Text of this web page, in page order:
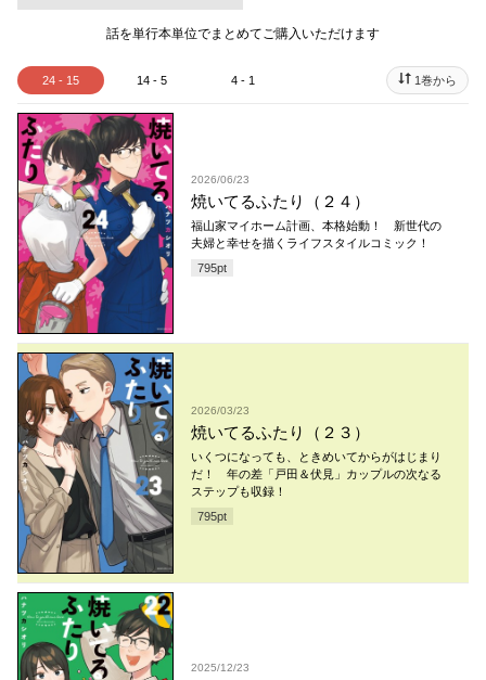
話を単行本単位でまとめてご購入いただけます
24 - 15 14 - 5 4 - 1 1巻から
2026/06/23
焼いてるふたり（２４）
福山家マイホーム計画、本格始動！ 新世代の
夫婦と幸せを描くライフスタイルコミック！
795pt
2026/03/23
焼いてるふたり（２３）
いくつになっても、ときめいてからがはじまり
だ！ 年の差「戸田＆伏見」カップルの次なる
ステップも収録！
795pt
2025/12/23